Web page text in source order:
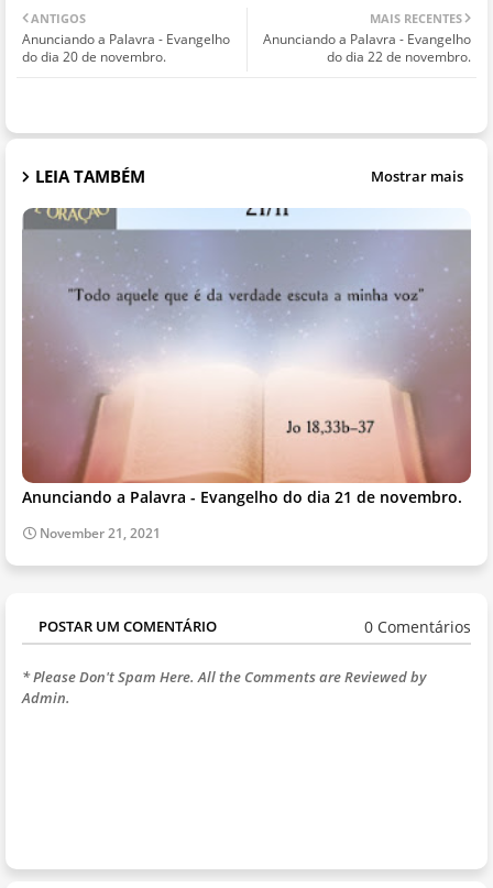
MAIS RECENTES
Anunciando a Palavra - Evangelho
do dia 22 de novembro.
ANTIGOS
Anunciando a Palavra - Evangelho
do dia 20 de novembro.
LEIA TAMBÉM Mostrar mais
Anunciando a Palavra - Evangelho do dia 21 de novembro.
November 21, 2021
POSTAR UM COMENTÁRIO 0 Comentários
* Please Don't Spam Here. All the Comments are Reviewed by
Admin.